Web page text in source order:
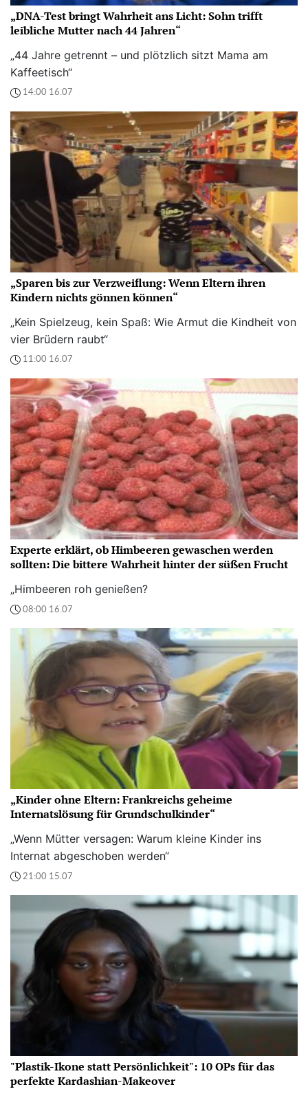
„DNA-Test bringt Wahrheit ans Licht: Sohn trifft
leibliche Mutter nach 44 Jahren“
„44 Jahre getrennt – und plötzlich sitzt Mama am
Kaffeetisch“
14:00 16.07
„Sparen bis zur Verzweiflung: Wenn Eltern ihren
Kindern nichts gönnen können“
„Kein Spielzeug, kein Spaß: Wie Armut die Kindheit von
vier Brüdern raubt“
11:00 16.07
Experte erklärt, ob Himbeeren gewaschen werden
sollten: Die bittere Wahrheit hinter der süßen Frucht
„Himbeeren roh genießen?
08:00 16.07
„Kinder ohne Eltern: Frankreichs geheime
Internatslösung für Grundschulkinder“
„Wenn Mütter versagen: Warum kleine Kinder ins
Internat abgeschoben werden“
21:00 15.07
"Plastik-Ikone statt Persönlichkeit": 10 OPs für das
perfekte Kardashian-Makeover